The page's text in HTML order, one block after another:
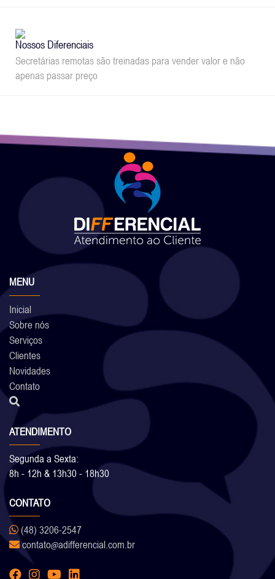
Nossos Diferenciais
Secretárias remotas são treinadas para vender valor e não
apenas passar preço
MENU
Inicial
Sobre nós
Serviços
Clientes
Novidades
Contato
ATENDIMENTO
Segunda a Sexta:
8h - 12h & 13h30 - 18h30
CONTATO
(48) 3206-2547
contato adifferencial.com.br